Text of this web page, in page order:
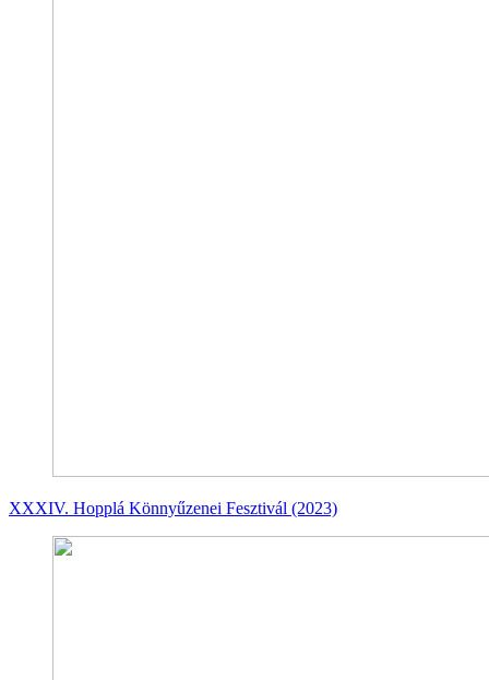
XXXIV. Hopplá Könnyűzenei Fesztivál (2023)